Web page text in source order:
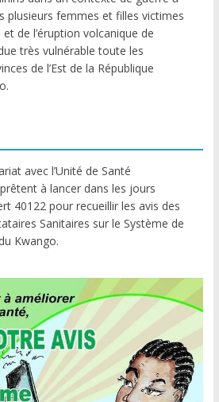
plusieurs femmes et filles victimes
de l’éruption volcanique de
très vulnérable toute les
de l’Est de la République
avec l’Unité de Santé
à lancer dans les jours
40122 pour recueillir les avis des
Sanitaires sur le Système de
Kwango.